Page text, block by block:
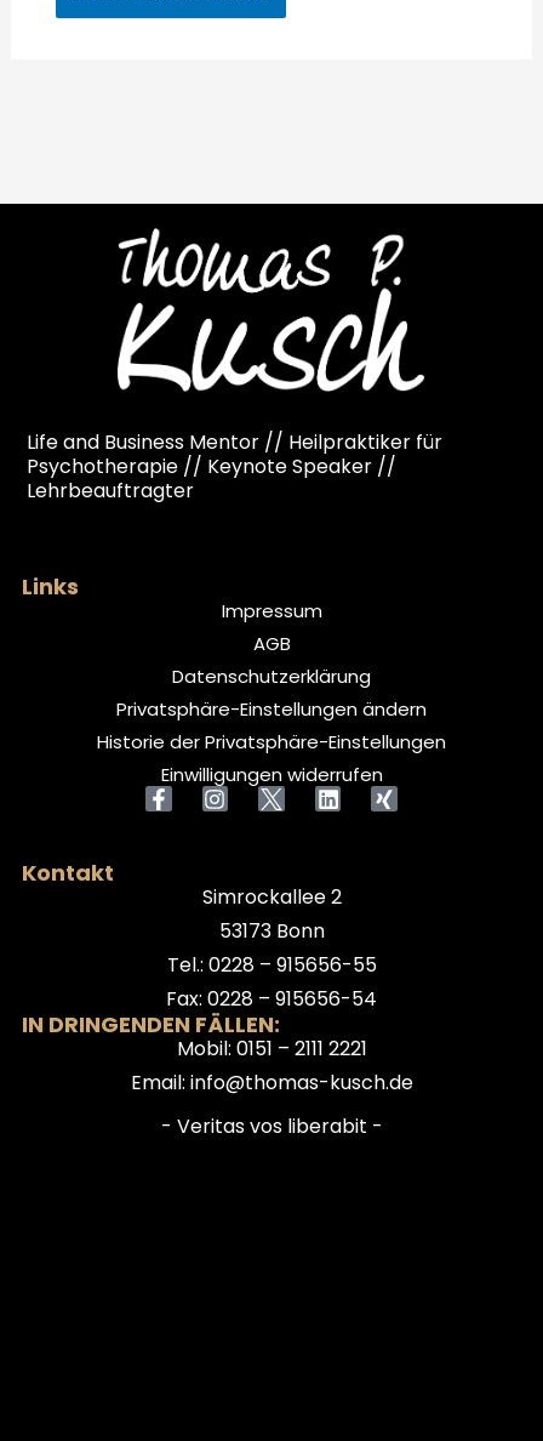
Life and Business Mentor // Heilpraktiker für
Psychotherapie // Keynote Speaker //
Lehrbeauftragter
Links
Impressum
AGB
Datenschutzerklärung
Privatsphäre-Einstellungen ändern
Historie der Privatsphäre-Einstellungen
Einwilligungen widerrufen
Kontakt
Simrockallee 2
53173 Bonn
Tel.: 0228 – 915656-55
Fax: 0228 – 915656-54
IN DRINGENDEN FÄLLEN:
Mobil: 0151 – 2111 2221
Email: info@thomas-kusch.de
- Veritas vos liberabit -